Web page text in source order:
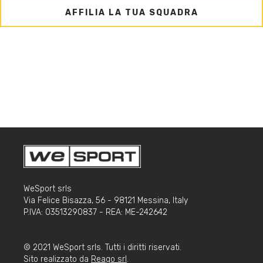
AFFILIA LA TUA SQUADRA
WeSport srls
Via Felice Bisazza, 56 - 98121 Messina, Italy
P.IVA: 03513290837 - REA: ME-242642
© 2021 WeSport srls. Tutti i diritti riservati.
Sito realizzato da Reago srl .